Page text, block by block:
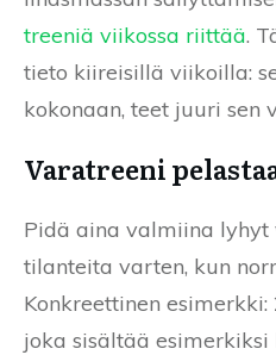
treeniä viikossa riittää.
tieto kiireisillä viikoilla:
kokonaan, teet juuri sen
Varatreeni
Pidä aina valmiina
tilanteita varten, kun
Konkreettinen
joka sisältää